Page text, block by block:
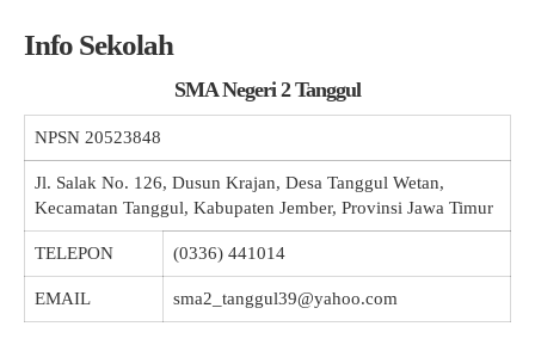
Info Sekolah
SMA Negeri 2 Tanggul
NPSN 20523848
Jl. Salak No. 126, Dusun Krajan, Desa Tanggul Wetan,
Kecamatan Tanggul, Kabupaten Jember, Provinsi Jawa Timur
TELEPON (0336) 441014
EMAIL sma2_tanggul39@yahoo.com